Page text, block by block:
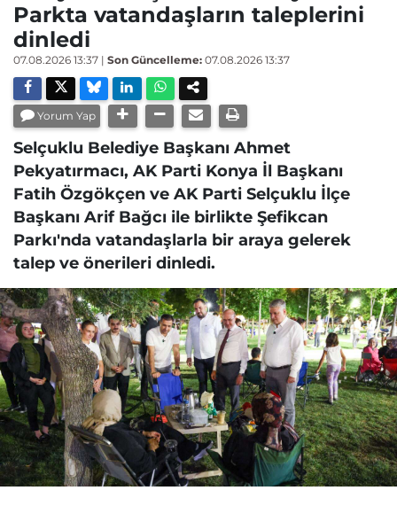
Parkta vatandaşların taleplerini
dinledi
07.08.2026 13:37 | Son Güncelleme: 07.08.2026 13:37
Yorum Yap
Selçuklu Belediye Başkanı Ahmet
Pekyatırmacı, AK Parti Konya İl Başkanı
Fatih Özgökçen ve AK Parti Selçuklu İlçe
Başkanı Arif Bağcı ile birlikte Şefikcan
Parkı'nda vatandaşlarla bir araya gelerek
talep ve önerileri dinledi.